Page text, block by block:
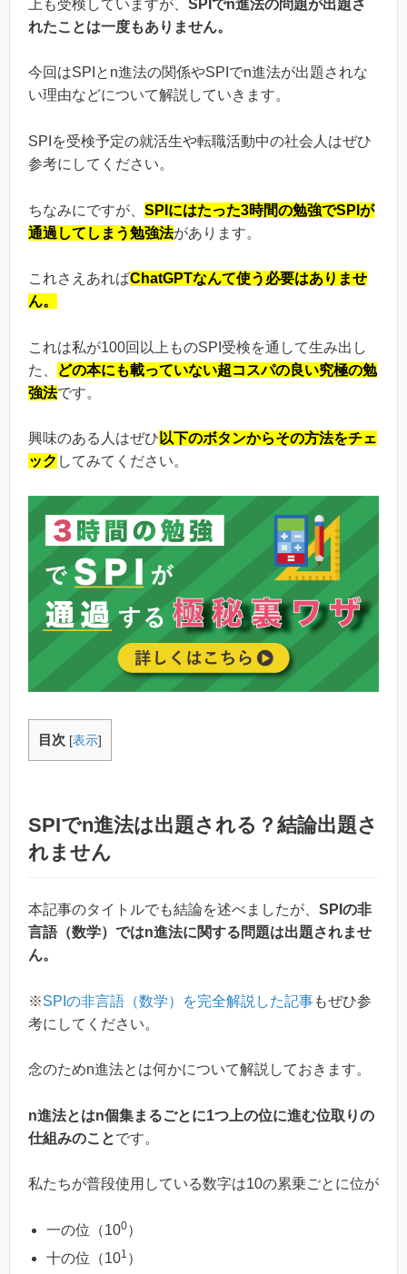
上も受検していますが、 SPIでn進法の問題が出題さ
れたことは一度もありません。
今回はSPIとn進法の関係やSPIでn進法が出題されな
い理由などについて解説していきます。
SPIを受検予定の就活生や転職活動中の社会人はぜひ
参考にしてください。
ちなみにですが、 SPIにはたった3時間の勉強でSPIが
通過してしまう勉強法があります。
これさえあればChatGPTなんて使う必要はありませ
ん。
これは私が100回以上ものSPI受検を通して生み出し
た、
どの本にも載っていない超コスパの良い究極の勉
強法です。
興味のある人はぜひ 以下のボタンからその方法をチェ
ック してみてください。
目次 [表示]
SPIでn進法は出題される？結論出題さ
れません
本記事のタイトルでも結論を述べましたが、 SPIの非
言語（数学）ではn進法に関する問題は出題されませ
ん。
※SPIの非言語（数学）を完全解説した記事もぜひ参
考にしてください。
念のためn進法とは何かについて解説しておきます。
n進法とはn個集まるごとに1つ上の位に進む位取りの
仕組みのことです。
私たちが普段使用している数字は10の累乗ごとに位が
一の位（100）
十の位（101 ）